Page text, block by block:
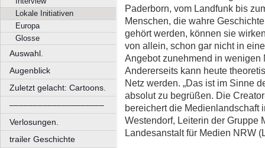
Lokale Initiativen
Europa
Glosse
Auswahl.
Augenblick
Zuletzt gelacht: Cartoons.
––––––––––––––––––––
Verlosungen.
trailer Geschichte
Paderborn, vom Landfunk bis
Menschen, die wahre
gehört werden, können sie
von allein, schon gar nicht in
Angebot zunehmend in
Andererseits kann heute
Netz werden. „Das ist im Sinne
absolut zu begrüßen. Die
bereichert die Medienlandschaft
Westendorf, Leiterin der Gruppe
Landesanstalt für Medien NRW